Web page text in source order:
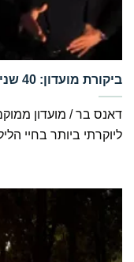
‏ביקורת מועדון: 40 שניות, ברלין
דאנס בר / מועדון
ליוקרתי ביותר בחיי